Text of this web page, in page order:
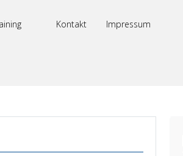
Kontakt Impressum